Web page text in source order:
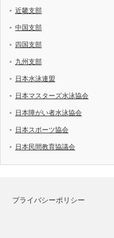
近畿支部
中国支部
四国支部
九州支部
日本水泳連盟
日本マスターズ水泳協会
日本障がい者水泳協会
日本スポーツ協会
日本民間教育協議会
プライバシーポリシー